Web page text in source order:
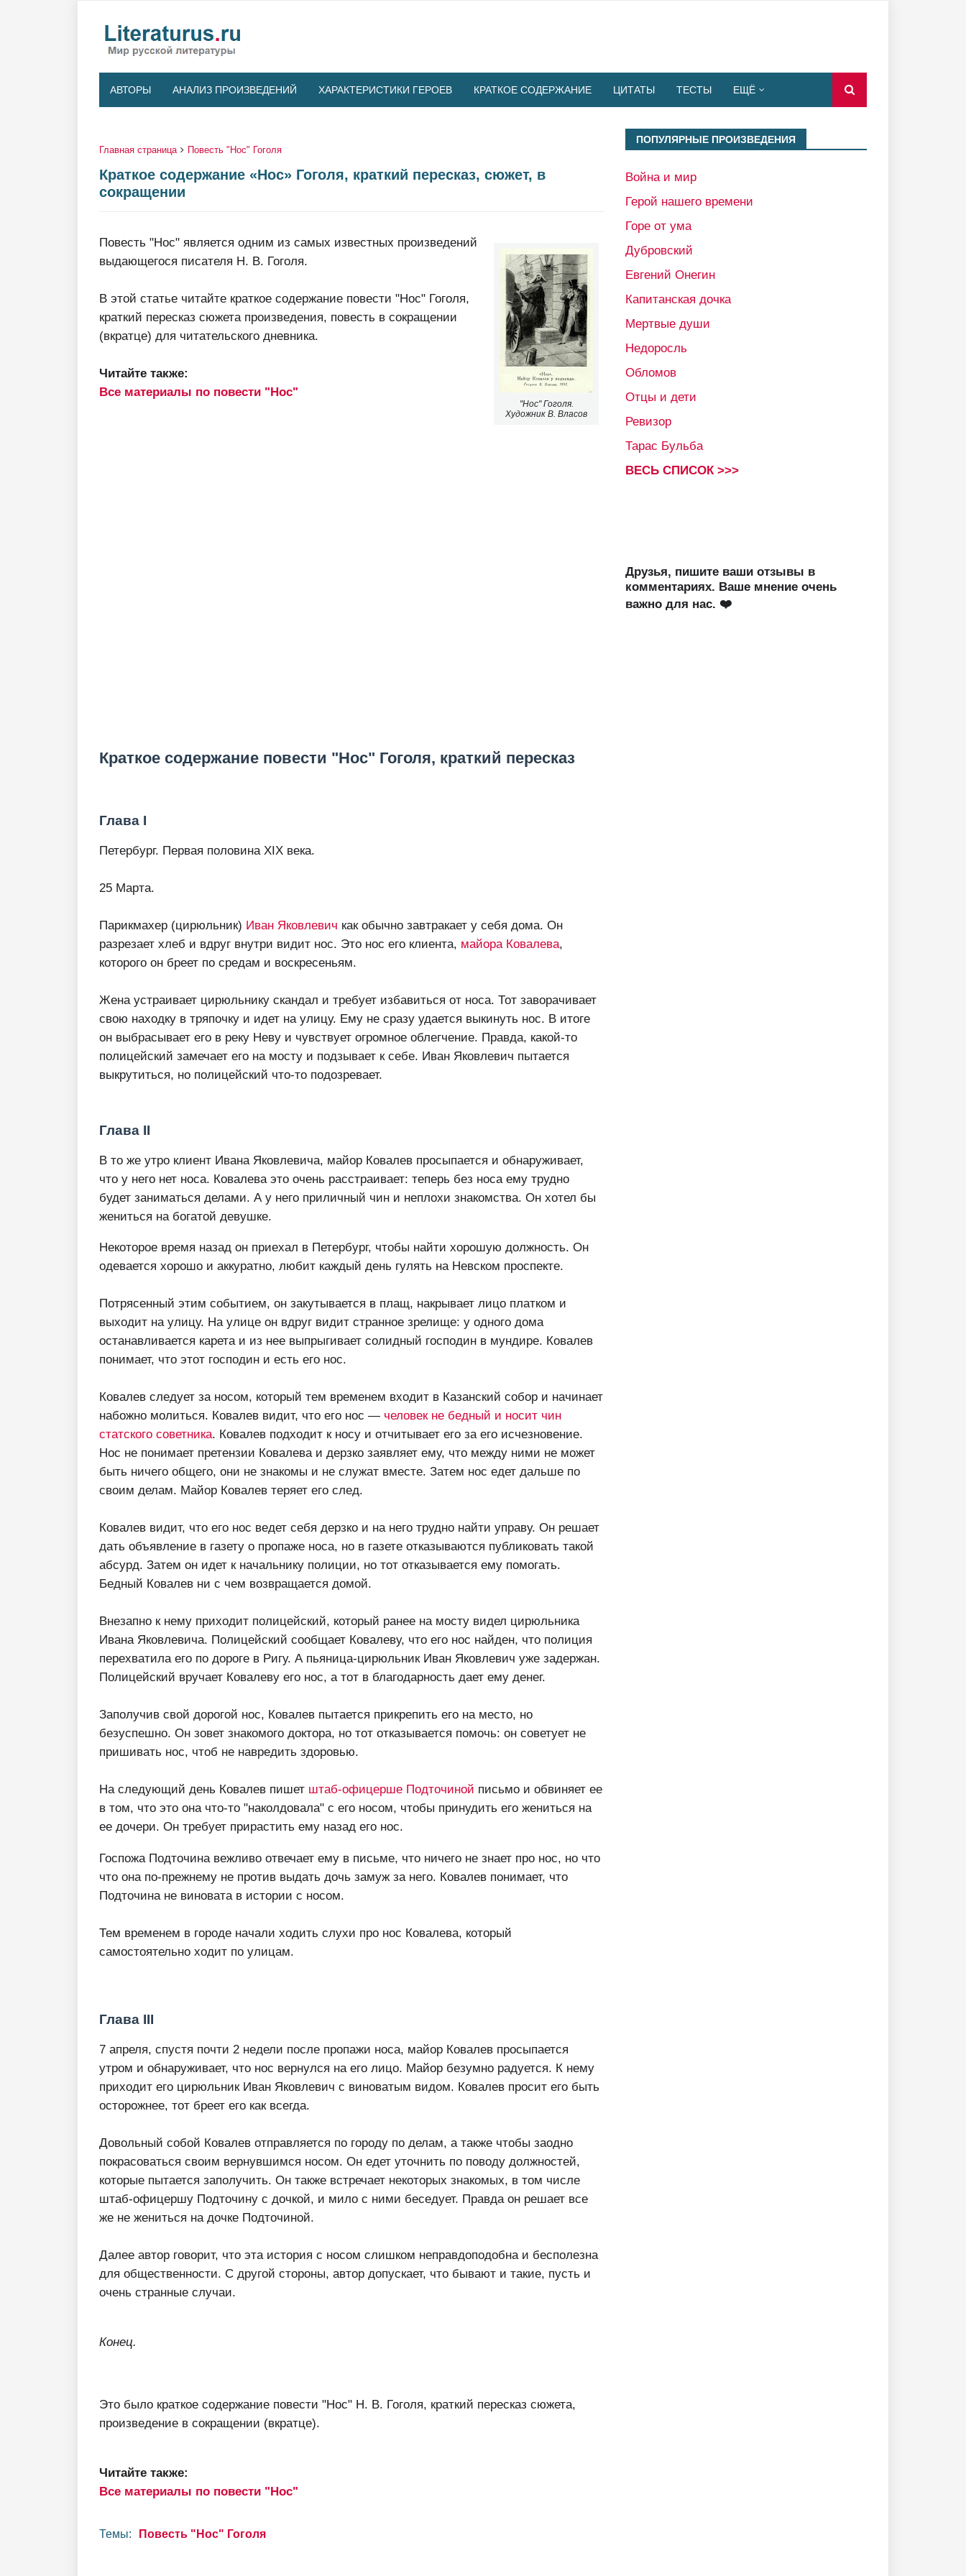
АВТОРЫ АНАЛИЗ ПРОИЗВЕДЕНИЙ ХАРАКТЕРИСТИКИ ГЕРОЕВ КРАТКОЕ СОДЕРЖАНИЕ ЦИТАТЫ ТЕСТЫ ЕЩЁ
Главная страница Повесть "Нос" Гоголя
Краткое содержание «Нос» Гоголя, краткий пересказ, сюжет, в
сокращении
"Нос" Гоголя.
Художник В. Власов
Повесть "Нос" является одним из самых известных произведений
выдающегося писателя Н. В. Гоголя.
В этой статье читайте краткое содержание повести "Нос" Гоголя,
краткий пересказ сюжета произведения, повесть в сокращении
(вкратце) для читательского дневника.
Читайте также:
Все материалы по повести "Нос"
Краткое содержание повести "Нос" Гоголя, краткий пересказ
Глава I
Петербург. Первая половина XIX века.
25 Марта.
Парикмахер (цирюльник) Иван Яковлевич как обычно завтракает у себя дома. Он
разрезает хлеб и вдруг внутри видит нос. Это нос его клиента, майора Ковалева,
которого он бреет по средам и воскресеньям.
Жена устраивает цирюльнику скандал и требует избавиться от носа. Тот заворачивает
свою находку в тряпочку и идет на улицу. Ему не сразу удается выкинуть нос. В итоге
он выбрасывает его в реку Неву и чувствует огромное облегчение. Правда, какой-то
полицейский замечает его на мосту и подзывает к себе. Иван Яковлевич пытается
выкрутиться, но полицейский что-то подозревает.
Глава II
В то же утро клиент Ивана Яковлевича, майор Ковалев просыпается и обнаруживает,
что у него нет носа. Ковалева это очень расстраивает: теперь без носа ему трудно
будет заниматься делами. А у него приличный чин и неплохи знакомства. Он хотел бы
жениться на богатой девушке.
Некоторое время назад он приехал в Петербург, чтобы найти хорошую должность. Он
одевается хорошо и аккуратно, любит каждый день гулять на Невском проспекте.
Потрясенный этим событием, он закутывается в плащ, накрывает лицо платком и
выходит на улицу. На улице он вдруг видит странное зрелище: у одного дома
останавливается карета и из нее выпрыгивает солидный господин в мундире. Ковалев
понимает, что этот господин и есть его нос.
Ковалев следует за носом, который тем временем входит в Казанский собор и начинает
набожно молиться. Ковалев видит, что его нос — человек не бедный и носит чин
статского советника. Ковалев подходит к носу и отчитывает его за его исчезновение.
Нос не понимает претензии Ковалева и дерзко заявляет ему, что между ними не может
быть ничего общего, они не знакомы и не служат вместе. Затем нос едет дальше по
своим делам. Майор Ковалев теряет его след.
Ковалев видит, что его нос ведет себя дерзко и на него трудно найти управу. Он решает
дать объявление в газету о пропаже носа, но в газете отказываются публиковать такой
абсурд. Затем он идет к начальнику полиции, но тот отказывается ему помогать.
Бедный Ковалев ни с чем возвращается домой.
Внезапно к нему приходит полицейский, который ранее на мосту видел цирюльника
Ивана Яковлевича. Полицейский сообщает Ковалеву, что его нос найден, что полиция
перехватила его по дороге в Ригу. А пьяница-цирюльник Иван Яковлевич уже задержан.
Полицейский вручает Ковалеву его нос, а тот в благодарность дает ему денег.
Заполучив свой дорогой нос, Ковалев пытается прикрепить его на место, но
безуспешно. Он зовет знакомого доктора, но тот отказывается помочь: он советует не
пришивать нос, чтоб не навредить здоровью.
На следующий день Ковалев пишет штаб‑офицерше Подточиной письмо и обвиняет ее
в том, что это она что-то "наколдовала" с его носом, чтобы принудить его жениться на
ее дочери. Он требует прирастить ему назад его нос.
Госпожа Подточина вежливо отвечает ему в письме, что ничего не знает про нос, но что
что она по-прежнему не против выдать дочь замуж за него. Ковалев понимает, что
Подточина не виновата в истории с носом.
Тем временем в городе начали ходить слухи про нос Ковалева, который
самостоятельно ходит по улицам.
Глава III
7 апреля, спустя почти 2 недели после пропажи носа, майор Ковалев просыпается
утром и обнаруживает, что нос вернулся на его лицо. Майор безумно радуется. К нему
приходит его цирюльник Иван Яковлевич с виноватым видом. Ковалев просит его быть
осторожнее, тот бреет его как всегда.
Довольный собой Ковалев отправляется по городу по делам, а также чтобы заодно
покрасоваться своим вернувшимся носом. Он едет уточнить по поводу должностей,
которые пытается заполучить. Он также встречает некоторых знакомых, в том числе
штаб-офицершу Подточину с дочкой, и мило с ними беседует. Правда он решает все
же не жениться на дочке Подточиной.
Далее автор говорит, что эта история с носом слишком неправдоподобна и бесполезна
для общественности. С другой стороны, автор допускает, что бывают и такие, пусть и
очень странные случаи.
Конец.
Это было краткое содержание повести "Нос" Н. В. Гоголя, краткий пересказ сюжета,
произведение в сокращении (вкратце).
Читайте также:
Все материалы по повести "Нос"
Темы: Повесть "Нос" Гоголя
ПОПУЛЯРНЫЕ ПРОИЗВЕДЕНИЯ
Война и мир
Герой нашего времени
Горе от ума
Дубровский
Евгений Онегин
Капитанская дочка
Мертвые души
Недоросль
Обломов
Отцы и дети
Ревизор
Тарас Бульба
ВЕСЬ СПИСОК >>>
Друзья, пишите ваши отзывы в
комментариях. Ваше мнение очень
важно для нас. ❤️